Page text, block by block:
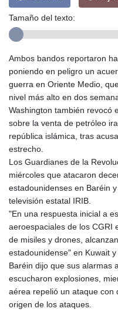
Tamaño del texto:
Ambos bandos reportaron
poniendo en peligro un
guerra en Oriente Medio,
nivel más alto en dos
Washington también revocó
sobre la venta de petróleo
república islámica, tras
estrecho.
Los Guardianes de la
miércoles que atacaron
estadounidenses en Baréin
televisión estatal IRIB.
"En una respuesta inicial a
aeroespaciales de los CGRI
de misiles y drones,
estadounidense" en Kuwait
Baréin dijo que sus alarmas
escucharon explosiones,
aérea repelió un ataque con
origen de los ataques.